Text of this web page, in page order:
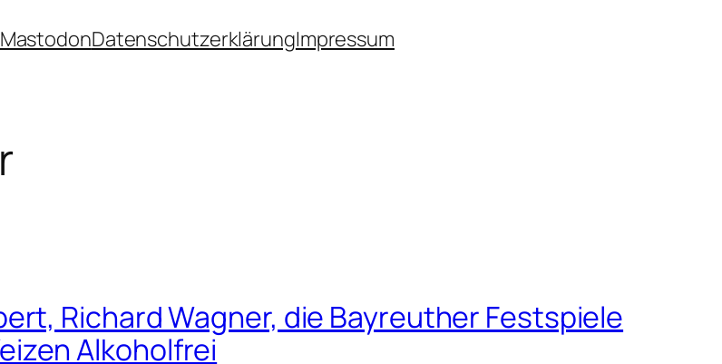
MastodonDatenschutzerklärungImpressum
Richard Wagner, die Bayreuther Festspiele
Alkoholfrei